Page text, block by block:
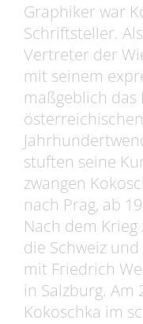
Graphiker war
Schriftsteller.
Vertreter der
mit seinem
maßgeblich
stuften seine
zwangen
nach Prag, ab
Nach dem
die Schweiz
mit Friedrich
in Salzburg. Am
Kokoschka im